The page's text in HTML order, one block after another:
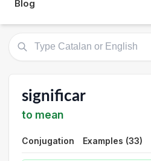
Blog
significar
to mean
Conjugation Examples (33)